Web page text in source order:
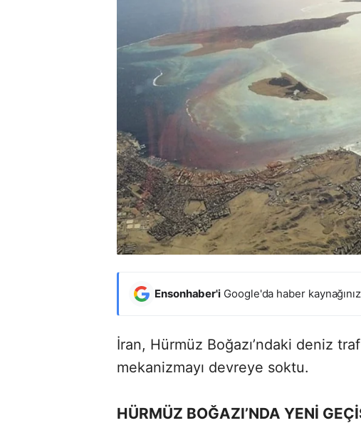
Ensonhaber'i Google'da haber
İran, Hürmüz Boğazı’ndaki deniz
mekanizmayı devreye soktu.
HÜRMÜZ BOĞAZI’NDA YENİ